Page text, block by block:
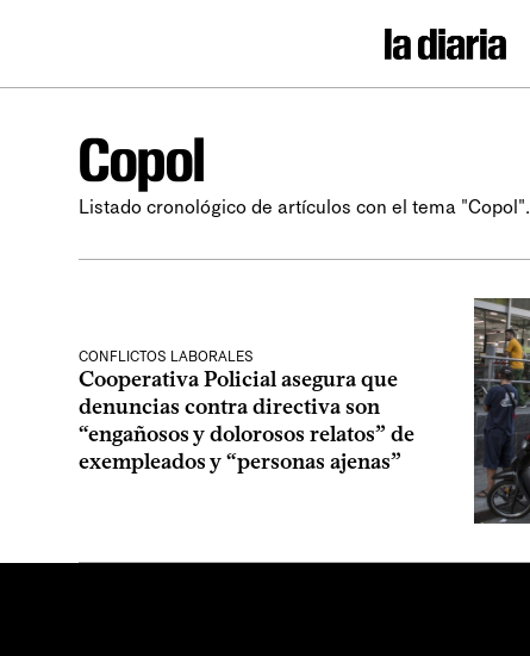
Copol
Listado cronológico de artículos con el tema "Copol".
CONFLICTOS LABORALES
Cooperativa Policial asegura que
denuncias contra directiva son
“engañosos y dolorosos relatos” de
exempleados y “personas ajenas”